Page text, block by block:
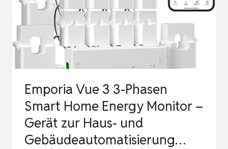
Emporia Vue 3 3-Phasen
Smart Home Energy Monitor –
Gerät zur Haus- und
Gebäudeautomatisierung…